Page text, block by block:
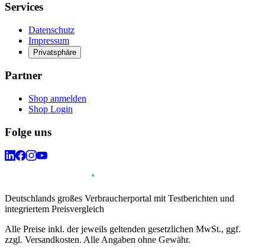
Services
Datenschutz
Impressum
Privatsphäre
Partner
Shop anmelden
Shop Login
Folge uns
Deutschlands großes Verbraucherportal mit Testberichten und
integriertem Preisvergleich
Alle Preise inkl. der jeweils geltenden gesetzlichen MwSt., ggf.
zzgl. Versandkosten. Alle Angaben ohne Gewähr.